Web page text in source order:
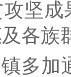
坚
各族
多加